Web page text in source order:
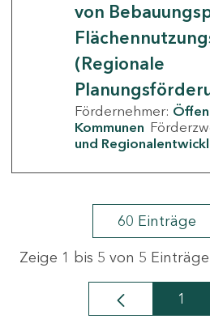
von
(Regionale
Fördernehmer:
Kommunen
und
60 Einträge
Zeige 1 bis 5 von 5
Seite
1